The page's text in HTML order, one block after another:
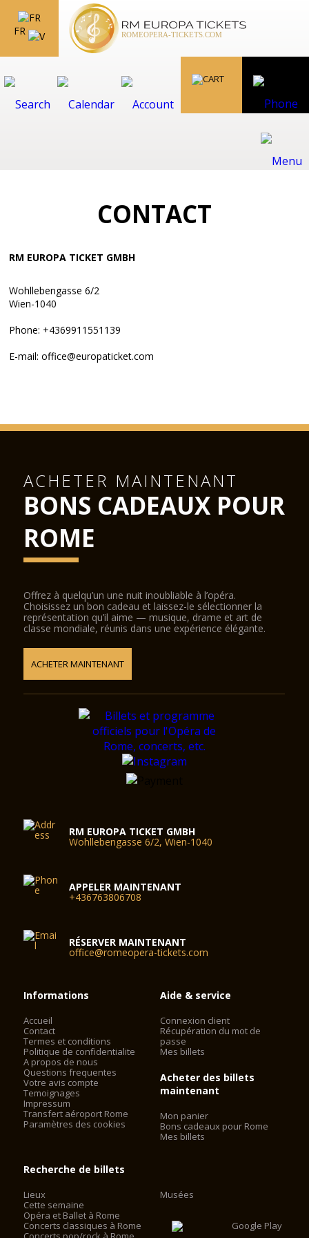
FR
CONTACT
RM EUROPA TICKET GMBH
Wohllebengasse 6/2
Wien-1040
Phone: +4369911551139
E-mail: office@europaticket.com
ACHETER MAINTENANT
BONS CADEAUX POUR
ROME
Offrez à quelqu’un une nuit inoubliable à l’opéra.
Choisissez un bon cadeau et laissez-le sélectionner la
représentation qu’il aime — musique, drame et art de
classe mondiale, réunis dans une expérience élégante.
ACHETER MAINTENANT
RM EUROPA TICKET GMBH
Wohllebengasse 6/2, Wien-1040
APPELER MAINTENANT
+436763806708
RÉSERVER MAINTENANT
office@romeopera-tickets.com
Informations
Accueil
Contact
Termes et conditions
Politique de confidentialite
A propos de nous
Questions frequentes
Votre avis compte
Temoignages
Impressum
Transfert aéroport Rome
Paramètres des cookies
Aide & service
Connexion client
Récupération du mot de
passe
Mes billets
Acheter des billets
maintenant
Mon panier
Bons cadeaux pour Rome
Mes billets
Recherche de billets
Lieux
Cette semaine
Opéra et Ballet à Rome
Concerts classiques à Rome
Musées